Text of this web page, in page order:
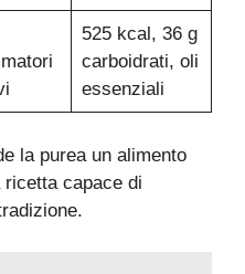
525 kcal, 36 g
carboidrati, oli
essenziali
la purea un alimento
capace di